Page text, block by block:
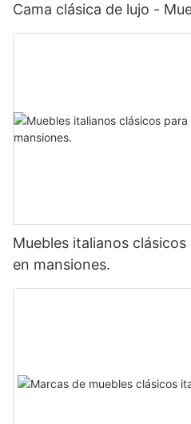
Cama clásica de lujo -
Muebles italianos
en mansiones.